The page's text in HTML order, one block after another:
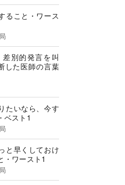
ること・ワース
差別的発言を叫
した医師の言葉
たいなら、今す
ベスト1
と早くしておけ
・ワースト1